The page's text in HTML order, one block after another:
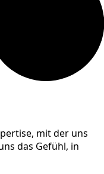
mit der uns
das Gefühl, in